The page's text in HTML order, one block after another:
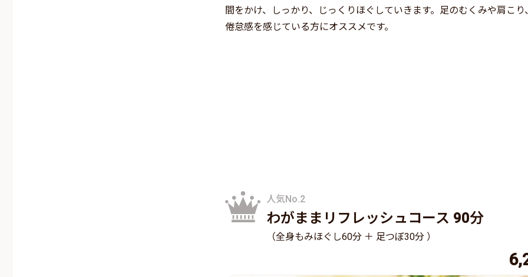
間をかけ、しっかり、じっくりほぐしていきます。足のむくみや肩こり
倦怠感を感じている方にオススメです。
人気No.2
わがままリフレッシュコース 90分
（全身もみほぐし60分 ＋ 足つぼ30分 ）